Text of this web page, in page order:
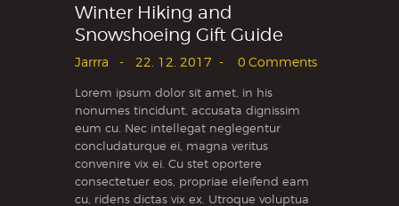
Winter Hiking and
Snowshoeing Gift Guide
Jarrra 22. 12. 2017 0 Comments
Lorem ipsum dolor sit amet, in his
nonumes tincidunt, accusata dignissim
eum cu. Nec intellegat neglegentur
concludaturque ei, magna veritus
convenire vix ei. Cu stet oportere
consectetuer eos, propriae eleifend eam
cu, ridens dictas vix ex. Utroque voluptua